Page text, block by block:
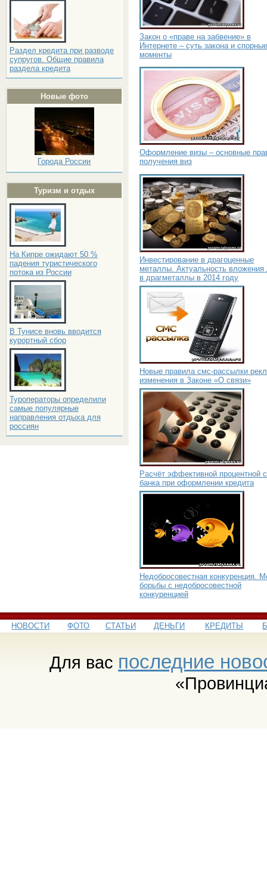
Раздел кредита при разводе
супругов. Общие правила
раздела кредита
Новые фото
Города России
Туризм и отдых
На Кипре ожидают 50 %
падения туристического
потока из России
В Тунисе вновь вводится
курортный сбор
Туроператоры определили
самые популярные
направления отдыха для
россиян
Закон о «праве на забвение» в
Интернете – суть закона и спорные
моменты
Оформление визы – основные
получения виз
Инвестирование в драгоценные
металлы. Актуальность вложения
в драгметаллы в 2014 году
Новые правила смс-рассылки
изменения в Законе «О связи»
Расчёт эффективной процентной
банка при оформлении кредита
Недобросовестная конкуренция.
борьбы с недобросовестной
конкуренцией
НОВОСТИ ФОТО СТАТЬИ ДЕНЬГИ КРЕДИТЫ
Для вас последние